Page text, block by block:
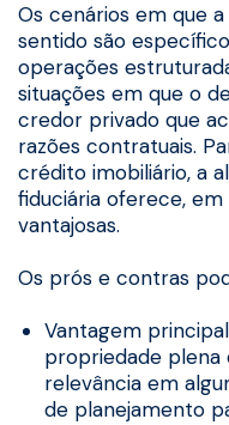
Os cenários em que
sentido são
operações
situações em que o
credor privado que
razões contratuais.
crédito imobiliário, a
fiduciária oferece,
vantajosas.
Os prós e contras
Vantagem
propriedade plena
relevância em
de planejamento